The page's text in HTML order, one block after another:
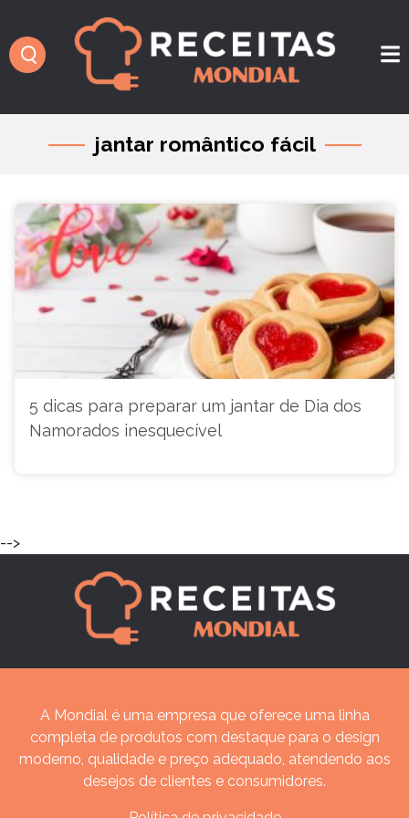
jantar romântico fácil
5 dicas para preparar um jantar de Dia dos
Namorados inesquecível
-->
A Mondial é uma empresa que oferece uma linha
completa de produtos com destaque para o design
moderno, qualidade e preço adequado, atendendo aos
desejos de clientes e consumidores.